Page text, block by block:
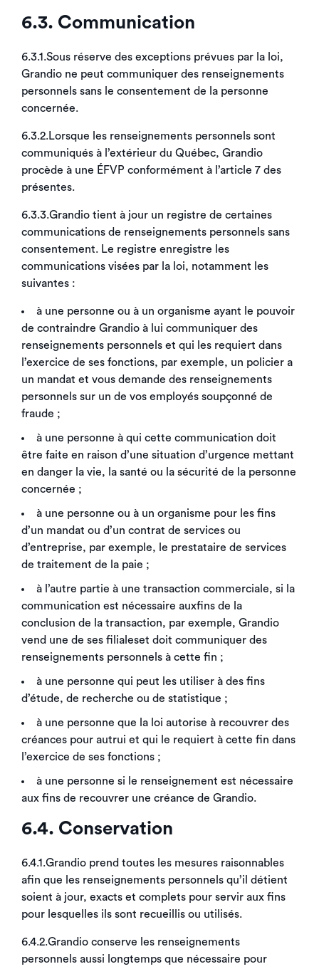
6.3. Communication
6.3.1.Sous réserve des exceptions prévues par la loi,
Grandio ne peut communiquer des renseignements
personnels sans le consentement de la personne
concernée.
6.3.2.Lorsque les renseignements personnels sont
communiqués à l’extérieur du Québec, Grandio
procède à une ÉFVP conformément à l’article 7 des
présentes.
6.3.3.Grandio tient à jour un registre de certaines
communications de renseignements personnels sans
consentement. Le registre enregistre les
communications visées par la loi, notamment les
suivantes :
à une personne ou à un organisme ayant le pouvoir
de contraindre Grandio à lui communiquer des
renseignements personnels et qui les requiert dans
l’exercice de ses fonctions, par exemple, un policier a
un mandat et vous demande des renseignements
personnels sur un de vos employés soupçonné de
fraude ;
à une personne à qui cette communication doit
être faite en raison d’une situation d’urgence mettant
en danger la vie, la santé ou la sécurité de la personne
concernée ;
à une personne ou à un organisme pour les fins
d’un mandat ou d’un contrat de services ou
d’entreprise, par exemple, le prestataire de services
de traitement de la paie ;
à l’autre partie à une transaction commerciale, si la
communication est nécessaire auxfins de la
conclusion de la transaction, par exemple, Grandio
vend une de ses filialeset doit communiquer des
renseignements personnels à cette fin ;
à une personne qui peut les utiliser à des fins
d’étude, de recherche ou de statistique ;
à une personne que la loi autorise à recouvrer des
créances pour autrui et qui le requiert à cette fin dans
l’exercice de ses fonctions ;
à une personne si le renseignement est nécessaire
aux fins de recouvrer une créance de Grandio.
6.4. Conservation
6.4.1.Grandio prend toutes les mesures raisonnables
afin que les renseignements personnels qu’il détient
soient à jour, exacts et complets pour servir aux fins
pour lesquelles ils sont recueillis ou utilisés.
6.4.2.Grandio conserve les renseignements
personnels aussi longtemps que nécessaire pour